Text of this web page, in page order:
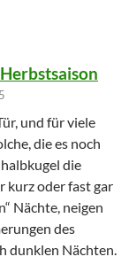
und für viele
die es noch
die
kurz oder fast gar
Nächte, neigen
des
dunklen Nächten.